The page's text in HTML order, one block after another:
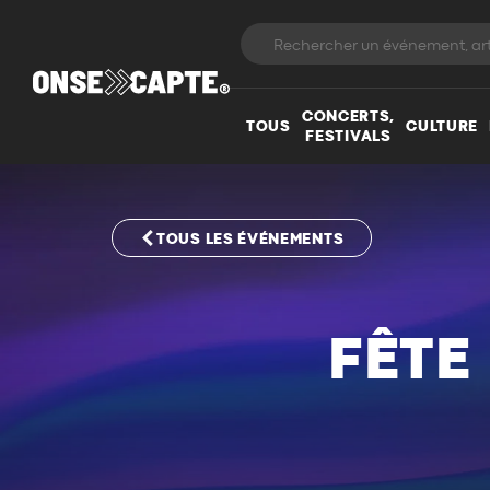
TOUS
CONCERTS,
FESTIVALS
CULTURE
TOUS LES ÉVÉNEMENTS